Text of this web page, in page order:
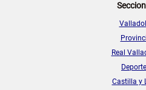
Real
Castilla y